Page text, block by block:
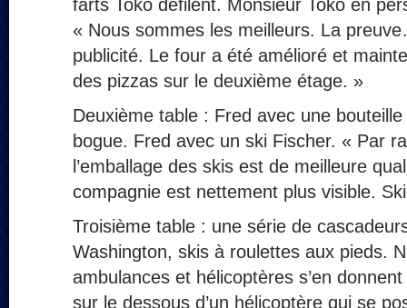
farts Toko défilent. Monsieur Toko en
« Nous sommes les meilleurs. La
publicité. Le four a été amélioré et
des pizzas sur le deuxième étage. »
Deuxième table : Fred avec une
bogue. Fred avec un ski Fischer. « Par
l’emballage des skis est de meilleure
compagnie est nettement plus visible.
Troisième table : une série de
Washington, skis à roulettes aux pieds.
ambulances et hélicoptères s’en
sur le dessous d’un hélicoptère qui se